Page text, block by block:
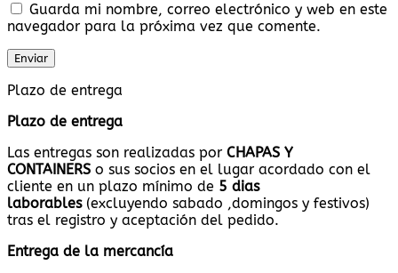
Guarda mi nombre, correo electrónico y web en este
navegador para la próxima vez que comente.
Plazo de entrega
Plazo de entrega
Las entregas son realizadas por CHAPAS Y
CONTAINERS o sus socios en el lugar acordado con el
cliente en un plazo mínimo de 5 dias
laborables (excluyendo sabado ,domingos y festivos)
tras el registro y aceptación del pedido.
Entrega de la mercancía